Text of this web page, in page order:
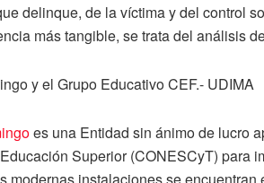
delinque, de la víctima y del control
más tangible, se trata del análisis
y el Grupo Educativo CEF.- UDIMA
es una Entidad sin ánimo de lucro
Superior (CONESCyT) para
modernas instalaciones se